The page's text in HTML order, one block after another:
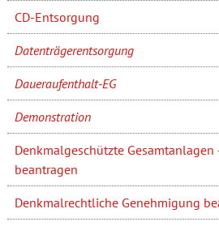
CD-Entsorgung
Datenträgerentsorgung
Daueraufenthalt-EG
Demonstration
Denkmalgeschützte Gesamtanlagen
beantragen
Denkmalrechtliche Genehmigung